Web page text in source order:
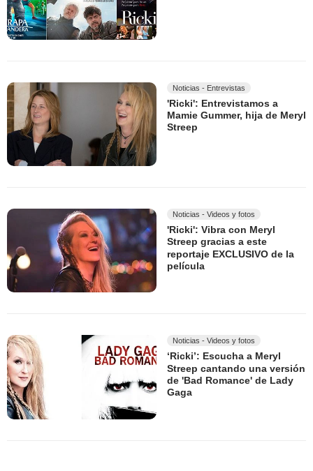
Noticias - Entrevistas
'Ricki': Entrevistamos a
Mamie Gummer, hija de Meryl
Streep
Noticias - Videos y fotos
'Ricki': Vibra con Meryl
Streep gracias a este
reportaje EXCLUSIVO de la
película
Noticias - Videos y fotos
‘Ricki’: Escucha a Meryl
Streep cantando una versión
de 'Bad Romance' de Lady
Gaga